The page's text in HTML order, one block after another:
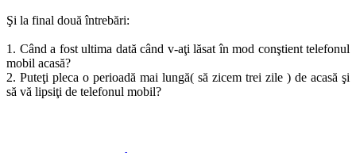
Şi la final două întrebări:
1. Când a fost ultima dată când v-aţi lăsat în mod conştient telefonul
mobil acasă?
2. Puteţi pleca o perioadă mai lungă( să zicem trei zile ) de acasă şi
să vă lipsiţi de telefonul mobil?